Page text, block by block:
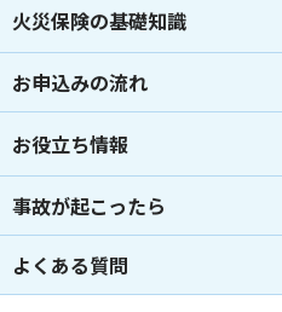
2023年02月
火災保険の基礎知識
お申込みの流れ
お役立ち情報
事故が起こったら
よくある質問